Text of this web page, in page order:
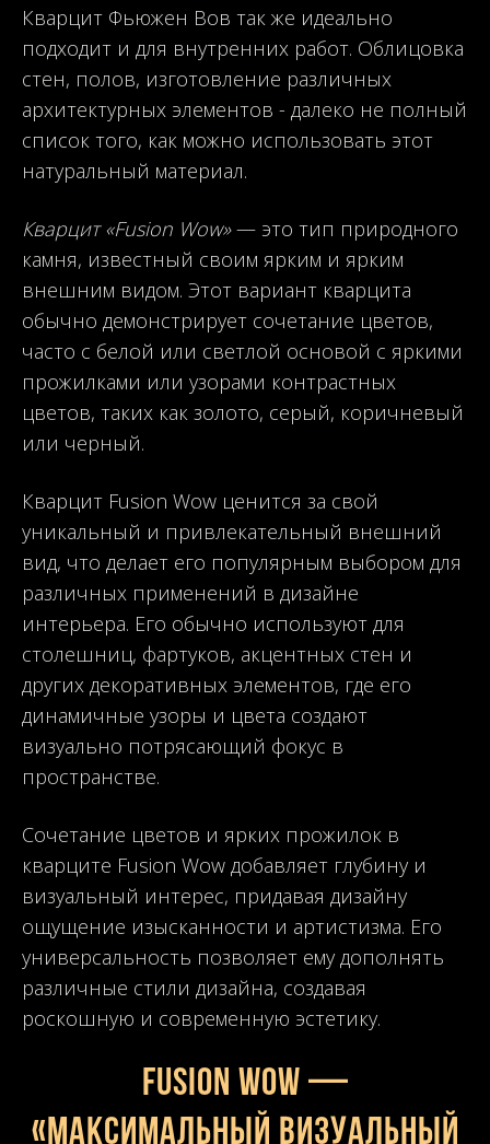
Кварцит Фьюжен Вов так же идеально
подходит и для внутренних работ. Облицовка
стен, полов, изготовление различных
архитектурных элементов - далеко не полный
список того, как можно использовать этот
натуральный материал.
Кварцит «Fusion Wow»— это тип природного
камня, известный своим ярким и ярким
внешним видом. Этот вариант кварцита
обычно демонстрирует сочетание цветов,
часто с белой или светлой основой с яркими
прожилками или узорами контрастных
цветов, таких как золото, серый, коричневый
или черный.
Кварцит Fusion Wow ценится за свой
уникальный и привлекательный внешний
вид, что делает его популярным выбором для
различных применений в дизайне
интерьера. Его обычно используют для
столешниц, фартуков, акцентных стен и
других декоративных элементов, где его
динамичные узоры и цвета создают
визуально потрясающий фокус в
пространстве.
Сочетание цветов и ярких прожилок в
кварците Fusion Wow добавляет глубину и
визуальный интерес, придавая дизайну
ощущение изысканности и артистизма. Его
универсальность позволяет ему дополнять
различные стили дизайна, создавая
роскошную и современную эстетику.
FUSION WOW —
«Максимальный визуальный